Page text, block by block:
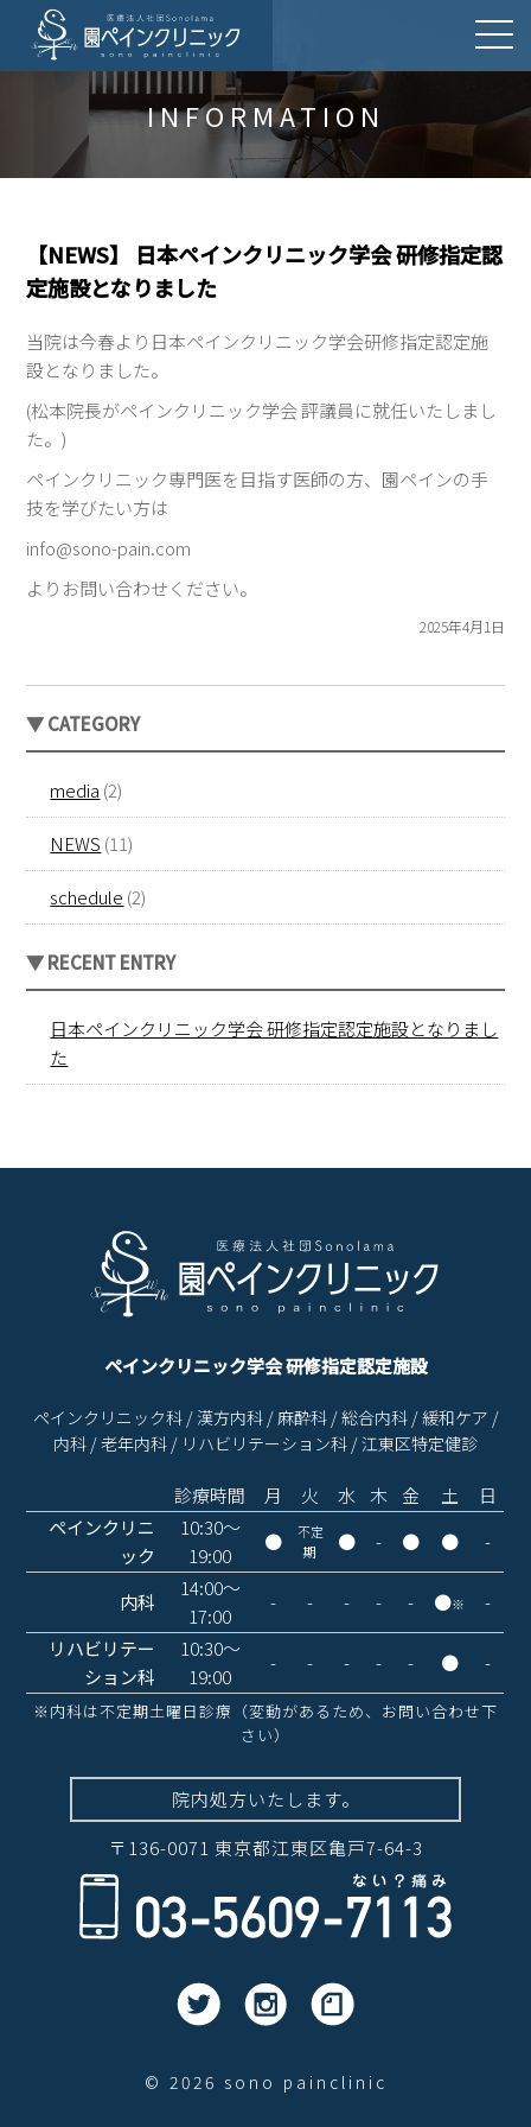
INFORMATION
【NEWS】 日本ペインクリニック学会 研修指定認
定施設となりました
当院は今春より日本ペインクリニック学会研修指定認定施
設となりました。
(松本院長がペインクリニック学会 評議員に就任いたしまし
た。)
ペインクリニック専門医を目指す医師の方、園ペインの手
技を学びたい方は
info@sono-pain.com
よりお問い合わせください。
2025年4月1日
▼ CATEGORY
media (2)
NEWS (11)
schedule (2)
▼ RECENT ENTRY
日本ペインクリニック学会 研修指定認定施設となりまし
た
ペインクリニック学会 研修指定認定施設
ペインクリニック科 / 漢方内科 / 麻酔科 / 総合内科 / 緩和ケア /
内科 / 老年内科 / リハビリテーション科 / 江東区特定健診
診療時間 月 火 水 木 金 土
日
ペインクリニ
ック
10:30〜
19:00
●
不定
期
● - ● ● -
内科
14:00〜
17:00
- - - - - ●※
-
リハビリテー
ション科
10:30〜
19:00
- - - - - ● -
※内科は不定期土曜日診療（変動があるため、お問い合わせ下
さい）
院内処方いたします。
〒136-0071 東京都江東区亀戸7-64-3
© 2026 sono painclinic